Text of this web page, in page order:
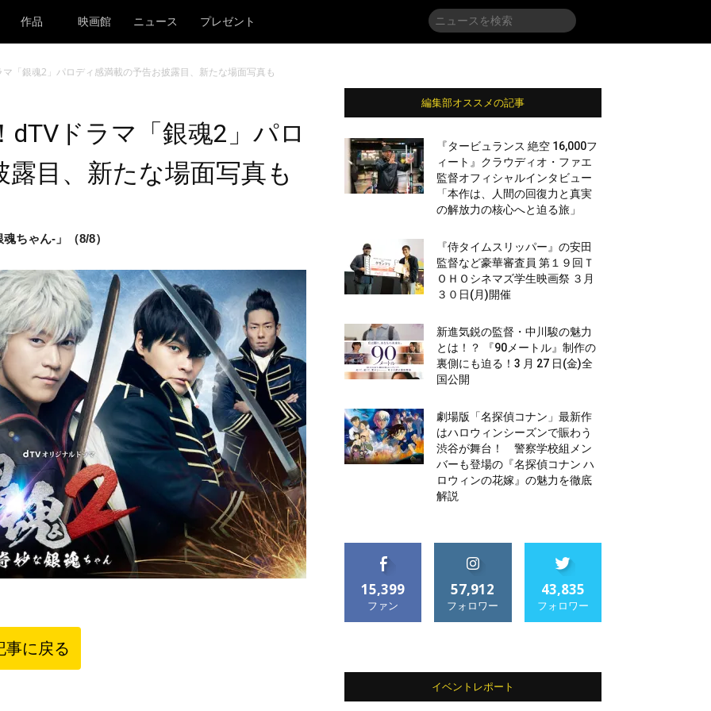
作品 映画館 ニュース プレゼント
「銀魂2」パロディ感満載の予告お披露目、新たな場面写真も
ドラマ「銀魂2」パロ
目、新たな場面写真も
ちゃん-」（8/8）
事に戻る
編集部オススメの記事
『タービュランス 絶空 16,000フ
ィート』クラウディオ・ファエ
監督オフィシャルインタビュー
「本作は、人間の回復力と真実
の解放力の核心へと迫る旅」
『侍タイムスリッパー』の安田
監督など豪華審査員 第１９回Ｔ
ＯＨＯシネマズ学生映画祭 ３月
３０日(月)開催
新進気鋭の監督・中川駿の魅力
とは！？ 『90メートル』制作の
裏側にも迫る！3 月 27 日(金)全
国公開
劇場版「名探偵コナン」最新作
はハロウィンシーズンで賑わう
渋谷が舞台！ 警察学校組メン
バーも登場の『名探偵コナン ハ
ロウィンの花嫁』の魅力を徹底
解説
15,399
ファン
57,912
フォロワー
43,835
フォロワー
イベントレポート